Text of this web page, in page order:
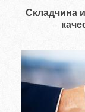
Складчина